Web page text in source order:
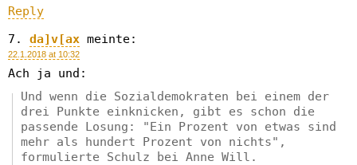
Reply
da]v[ax meinte:
22.1.2018 at 10:32
Ach ja und:
Und wenn die Sozialdemokraten bei einem der
drei Punkte einknicken, gibt es schon die
passende Losung: "Ein Prozent von etwas sind
mehr als hundert Prozent von nichts",
formulierte Schulz bei Anne Will.